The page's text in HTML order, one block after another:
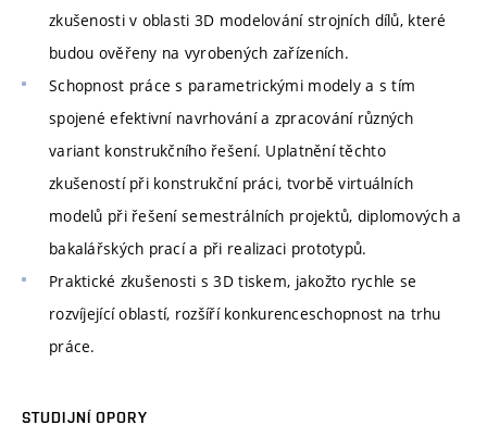
zkušenosti v oblasti 3D modelování strojních dílů, které
budou ověřeny na vyrobených zařízeních.
Schopnost práce s parametrickými modely a s tím
spojené efektivní navrhování a zpracování různých
variant konstrukčního řešení. Uplatnění těchto
zkušeností při konstrukční práci, tvorbě virtuálních
modelů při řešení semestrálních projektů, diplomových a
bakalářských prací a při realizaci prototypů.
Praktické zkušenosti s 3D tiskem, jakožto rychle se
rozvíjející oblastí, rozšíří konkurenceschopnost na trhu
práce.
STUDIJNÍ OPORY